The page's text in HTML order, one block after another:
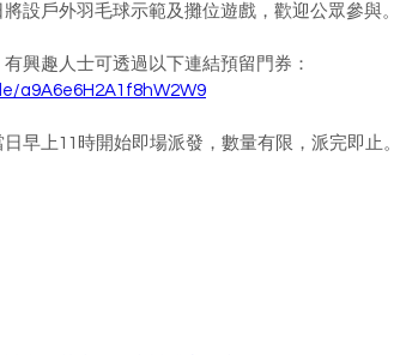
設戶外羽毛球示範及攤位遊戲，歡迎公眾參與。
興趣人士可透過以下連結預留門券：
a9A6e6H2A1f8hW2W9
早上11時開始即場派發，數量有限，派完即止。